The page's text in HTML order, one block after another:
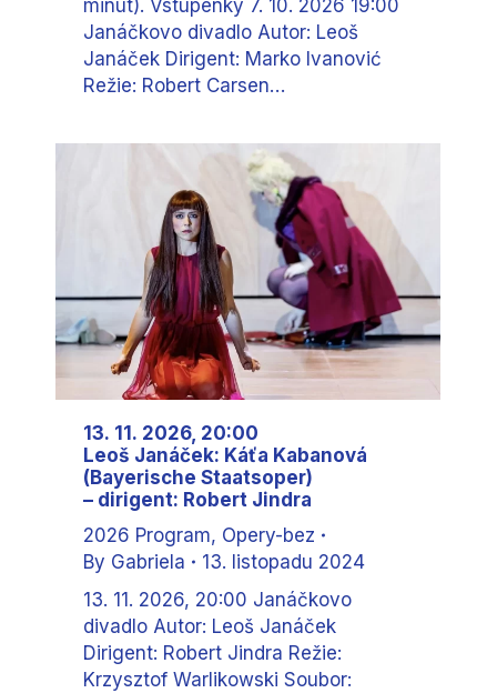
minut). Vstupenky 7. 10. 2026 19:00
Janáčkovo divadlo Autor: Leoš
Janáček Dirigent: Marko Ivanović
Režie: Robert Carsen…
13. 11. 2026, 20:00
Leoš Janáček: Káťa Kabanová
(Bayerische Staatsoper)
– dirigent: Robert Jindra
2026 Program, Opery-bez
By Gabriela
13. listopadu 2024
13. 11. 2026, 20:00 Janáčkovo
divadlo Autor: Leoš Janáček
Dirigent: Robert Jindra Režie:
Krzysztof Warlikowski Soubor: